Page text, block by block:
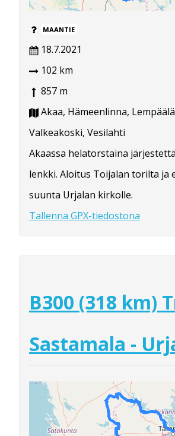
MAANTIE
18.7.2021
102 km
857 m
Akaa, Hämeenlinna,
Valkeakoski, Vesilahti
Akaassa helatorstaina
lenkki. Aloitus Toijalan torilta ja
suunta Urjalan kirkolle.
Tallenna GPX-tiedostona
B300 (318 km)
Sastamala -